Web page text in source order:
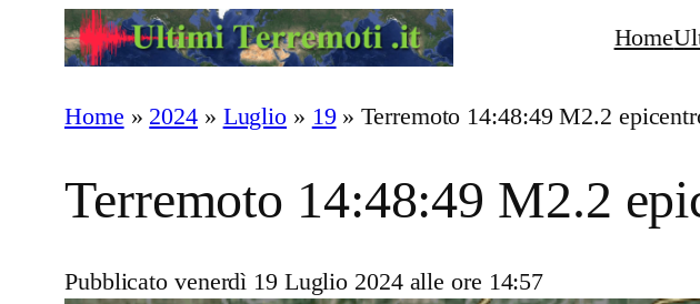
Home
Home » 2024» Luglio » 19 »Terremoto 14:48:49 M2.2
Terremoto 14:48:49 M2.2
Pubblicato venerdì 19 Luglio 2024 alle ore 14:57